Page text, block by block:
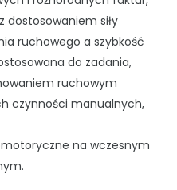
dostosowaniem siły
ruchowego a szybkość
do zadania,
ruchowym
czynności manualnych,
na wczesnym